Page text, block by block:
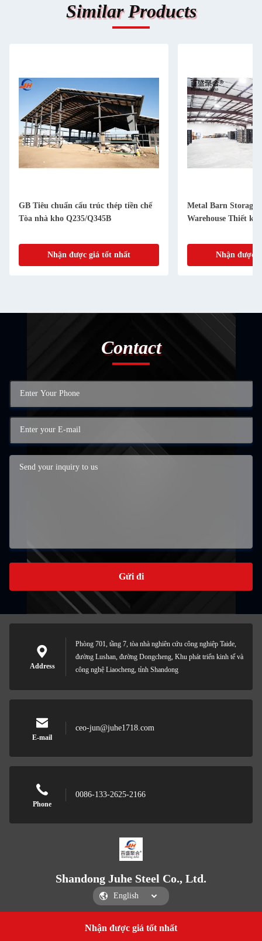
Nhận được giá tốt nhất
Similar Products
GB Tiêu chuẩn cấu trúc thép tiền chế
Tòa nhà kho Q235/Q345B
Nhận được giá tốt nhất
Metal Barn Storage
Warehouse Thiết kế
Nhận được
Contact
Gửi đi
Address
Phòng 701, tầng 7, tòa nhà nghiên cứu công nghiệp Taide,
đường Lushan, đường Dongcheng, Khu phát triển kinh tế và
công nghệ Liaocheng, tỉnh Shandong
E-mail
ceo-jun@juhe1718.com
Phone
0086-133-2625-2166
Shandong Juhe Steel Co., Ltd.
Shandong Juhe Steel Co., Ltd.Get a Quote